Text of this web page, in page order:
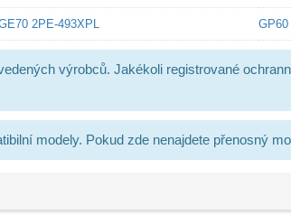
2PE-493XPL GP60
výrobců. Jakékoli registrované
modely. Pokud zde nenajdete přenosný